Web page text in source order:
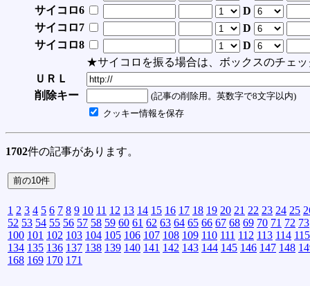
サイコロ6
D
サイコロ7
D
サイコロ8
D
★サイコロを振る場合は、ボックスのチェッ
ＵＲＬ
削除キー
(記事の削除用。英数字で8文字以内)
クッキー情報を保存
1702件の記事があります。
1 2 3 4 5 6 7 8 9 10 11 12 13 14 15 16 17 18 19 20 21 22 23 24 25
52 53 54 55 56 57 58 59 60 61 62 63 64 65 66 67 68 69 70 71 72 73
100 101 102 103 104 105 106 107 108 109 110 111 112 113 114 115
134 135 136 137 138 139 140 141 142 143 144 145 146 147 148
168 169 170 171